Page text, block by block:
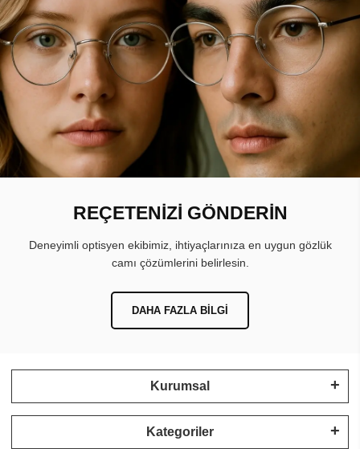
REÇETENİZİ GÖNDERİN
Deneyimli optisyen ekibimiz, ihtiyaçlarınıza en uygun gözlük
camı çözümlerini belirlesin.
DAHA FAZLA BILGI
Kurumsal
Kategoriler